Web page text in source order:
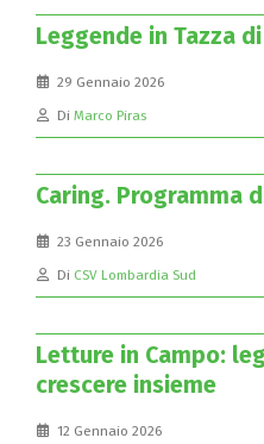
Leggende in Tazza
29 Gennaio 2026
Di Marco Piras
Caring. Programma
23 Gennaio 2026
Di CSV Lombardia Sud
Letture in Campo:
crescere insieme
12 Gennaio 2026